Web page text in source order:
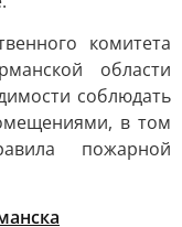
комитета
области
соблюдать
в том
пожарной